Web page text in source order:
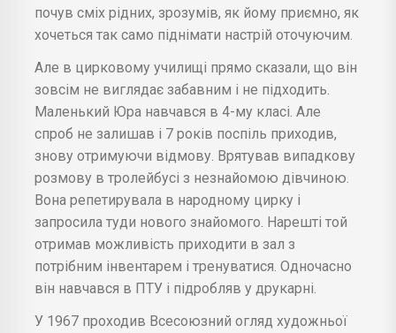
почув сміх рідних, зрозумів, як йому приємно, як
хочеться так само піднімати настрій оточуючим.
Але в цирковому училищі прямо сказали, що він
зовсім не виглядає забавним і не підходить.
Маленький Юра навчався в 4-му класі. Але
спроб не залишав і 7 років поспіль приходив,
знову отримуючи відмову. Врятував випадкову
розмову в тролейбусі з незнайомою дівчиною.
Вона репетирувала в народному цирку і
запросила туди нового знайомого. Нарешті той
отримав можливість приходити в зал з
потрібним інвентарем і тренуватися. Одночасно
він навчався в ПТУ і підробляв у друкарні.
У 1967 проходив Всесоюзний огляд художньої